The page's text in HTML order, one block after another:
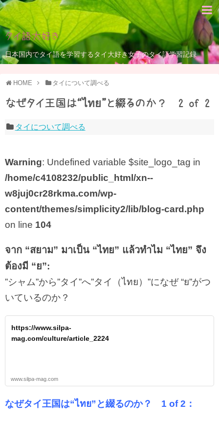
タイ語大好き
日本国内でタイ語を学習するタイ大好き女子のタイ語学習記録
HOME タイについて調べる
なぜタイ王国は“ไทย”と綴るのか？ 2 of 2
タイについて調べる
Warning: Undefined variable $site_logo_tag in
/home/c4108232/public_html/xn--
w8juj0cr28rkma.com/wp-
content/themes/simplicity2/lib/blog-card.php
on line 104
จาก “สยาม” มาเป็น “ไทย” แล้วทำไม “ไทย” จึง
ต้องมี “ย”:
”シャム”から”タイ”へ”タイ（ไทย）”になぜ “ย”がつ
いているのか？
https://www.silpa-
mag.com/culture/article_2224
www.silpa-mag.com
なぜタイ王国は“ไทย”と綴るのか？ 1 of 2：